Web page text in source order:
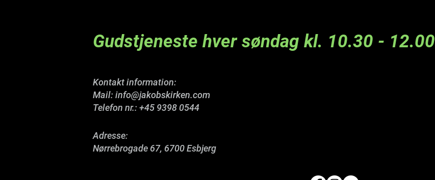
Gudstjeneste hver søndag kl. 10.30 - 12.00
Kontakt information:
Mail: info@jakobskirken.com
Telefon nr.: +45 9398 0544
Adresse:
Nørrebrogade 67, 6700 Esbjerg